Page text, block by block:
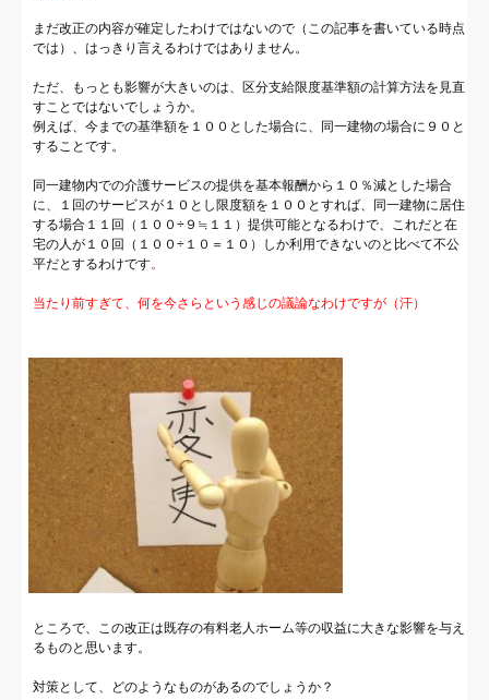
まだ改正の内容が確定したわけではないので（この記事を書いている時点
では）、はっきり言えるわけではありません。
ただ、もっとも影響が大きいのは、区分支給限度基準額の計算方法を見直
すことではないでしょうか。
例えば、今までの基準額を１００とした場合に、同一建物の場合に９０と
することです。
同一建物内での介護サービスの提供を基本報酬から１０％減とした場合
に、１回のサービスが１０とし限度額を１００とすれば、同一建物に居住
する場合１１回（１００÷９≒１１）提供可能となるわけで、これだと在
宅の人が１０回（１００÷１０＝１０）しか利用できないのと比べて不公
平だとするわけです。
当たり前すぎて、何を今さらという感じの議論なわけですが（汗）
ところで、この改正は既存の有料老人ホーム等の収益に大きな影響を与え
るものと思います。
対策として、どのようなものがあるのでしょうか？